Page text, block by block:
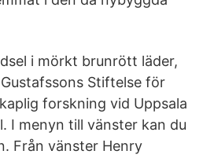
i mörkt brunrött läder,
Stiftelse för
forskning vid Uppsala
I menyn till vänster kan du
Från vänster Henry